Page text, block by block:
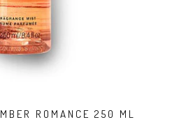
ROMANCE 250 ML